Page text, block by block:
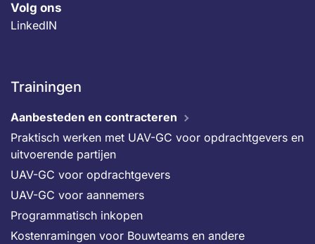
Volg ons
LinkedIN
Trainingen
Aanbesteden en contracteren
Praktisch werken met UAV-GC voor opdrachtgevers en
uitvoerende partijen
UAV-GC voor opdrachtgevers
UAV-GC voor aannemers
Programmatisch inkopen
Kostenramingen voor Bouwteams en andere